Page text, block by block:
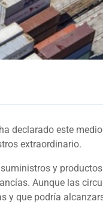
declarado este
extraordinario.
y
Aunque las
y que podría